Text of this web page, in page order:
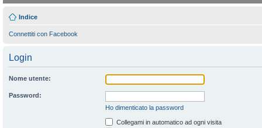
Indice
Connettiti con Facebook
Login
Nome utente:
Password:
Ho dimenticato la password
Collegami in automatico ad ogni visita